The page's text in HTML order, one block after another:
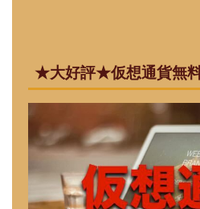
★大好評★仮想通貨無料